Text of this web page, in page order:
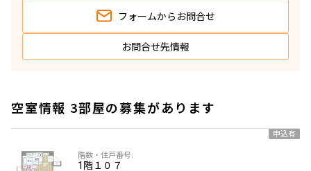
フォームから お問合せ
お問合せ先情報
空室情報 3部屋の募集があります
申込有
1階 １０７